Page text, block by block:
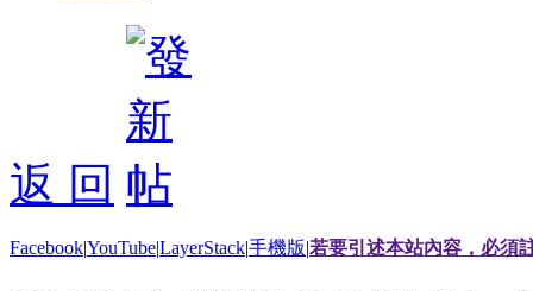
返 回
Facebook|YouTube|LayerStack|手機版|若要引述本站內容，必須